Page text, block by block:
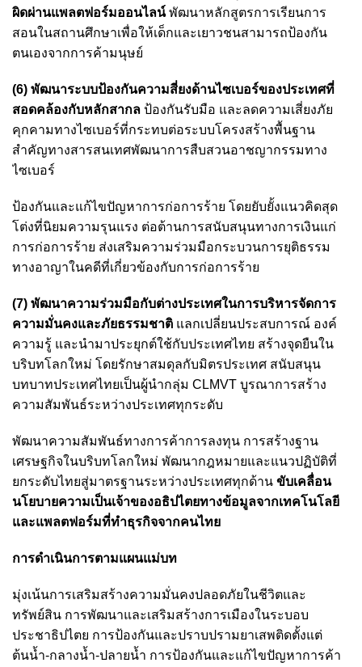
ผิดผ่านแพลตฟอร์มออนไลน์พัฒนาหลักสูตรการเรียนการ
สอนในสถานศึกษาเพื่อให้เด็กและเยาวชนสามารถป้องกัน
ตนเองจากการค้ามนุษย์
(6) พัฒนาระบบป้องกันความสี่ยงด้านไซเบอร์ของประเทศที่
สอดคล้องกับหลักสากล ป้องกันรับมือ และลดความเสี่ยงภัย
คุกคามทางไซเบอร์ที่กระทบต่อระบบโครงสร้างพื้นฐาน
สำคัญทางสารสนเทศพัฒนาการสืบสวนอาชญากรรมทาง
ไซเบอร์
ป้องกันและแก้ไขปัญหาการก่อการร้าย โดยยับยั้งแนวคิดสุด
โต่งที่นิยมความรุนแรง ต่อต้านการสนับสนุนทางการเงินแก่
การก่อการร้าย ส่งเสริมความร่วมมือกระบวนการยุติธรรม
ทางอาญาในคดีที่เกี่ยวข้องกับการก่อการร้าย
(7) พัฒนาความร่วมมือกับต่างประเทศในการบริหารจัดการ
ความมั่นคงและภัยธรรมชาติ แลกเปลี่ยนประสบการณ์ องค์
ความรู้ และนำมาประยุกต์ใช้กับประเทศไทย สร้างจุดยืนใน
บริบทโลกใหม่ โดยรักษาสมดุลกับมิตรประเทศ สนับสนุน
บทบาทประเทศไทยเป็นผู้นำกลุ่ม CLMVT บูรณาการสร้าง
ความสัมพันธ์ระหว่างประเทศทุกระดับ
พัฒนาความสัมพันธ์ทางการค้าการลงทุน การสร้างฐาน
เศรษฐกิจในบริบทโลกใหม่ พัฒนากฎหมายและแนวปฏิบัติที่
ยกระดับไทยสู่มาตรฐานระหว่างประเทศทุกด้าน ขับเคลื่อน
นโยบายความเป็นเจ้าของอธิปไตยทางข้อมูลจากเทคโนโลยี
และแพลตฟอร์มที่ทำธุรกิจจากคนไทย
การดำเนินการตามแผนแม่บท
มุ่งเน้นการเสริมสร้างความมั่นคงปลอดภัยในชีวิตและ
ทรัพย์สิน การพัฒนาและเสริมสร้างการเมืองในระบอบ
ประชาธิปไตย การป้องกันและปราบปรามยาเสพติดตั้งแต่
ต้นน้ำ-กลางน้ำ-ปลายน้ำ การป้องกันและแก้ไขปัญหาการค้า